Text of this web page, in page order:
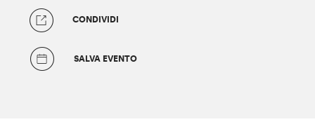
CONDIVIDI
SALVA EVENTO